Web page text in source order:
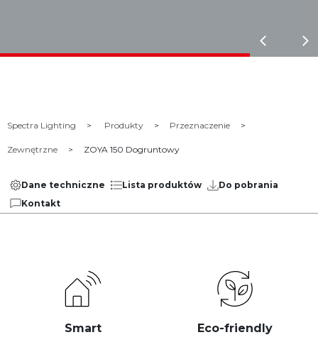
Spectra Lighting Produkty Przeznaczenie
Zewnętrzne ZOYA 150 Dogruntowy
Dane techniczne Lista produktów
Do pobrania
Kontakt
Smart Eco-friendly